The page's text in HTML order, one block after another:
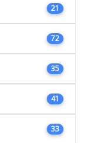
21
72
35
41
33